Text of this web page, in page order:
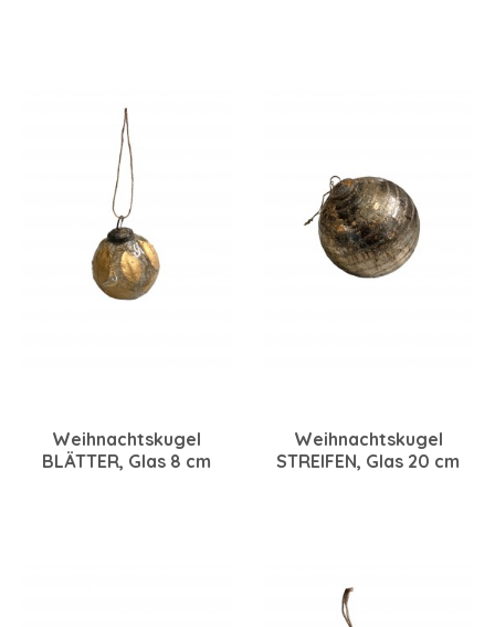
Weihnachtskugel
BLÄTTER, Glas 8 cm
Weihnachtskugel
STREIFEN, Glas 20 cm